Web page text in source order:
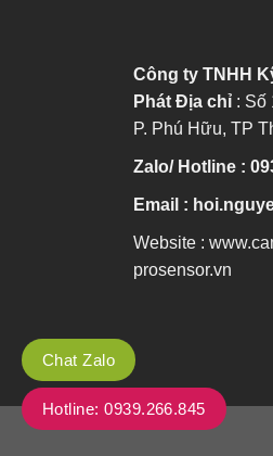
Công ty TNHH
Phát Địa chỉ : Số
P. Phú Hữu, TP
Zalo/ Hotline :
Email :
Website :
prosensor.vn
Chat Zalo
Hotline: 0939.266.845